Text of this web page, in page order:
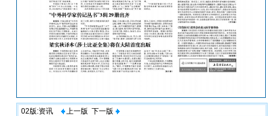
02版:资讯 上一版 下一版